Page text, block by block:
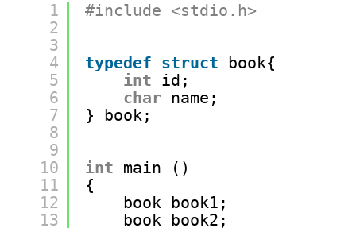
1
2
3
4
5
6
7
8
9
10
11
12
13
#include <stdio.h>
typedef struct book{
int id;
char name;
} book;
int main ()
{
book book1;
book book2;